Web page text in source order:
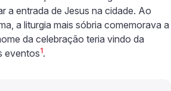
a entrada de Jesus na cidade. Ao
a liturgia mais sóbria comemorava a
da celebração teria vindo da
eventos1.